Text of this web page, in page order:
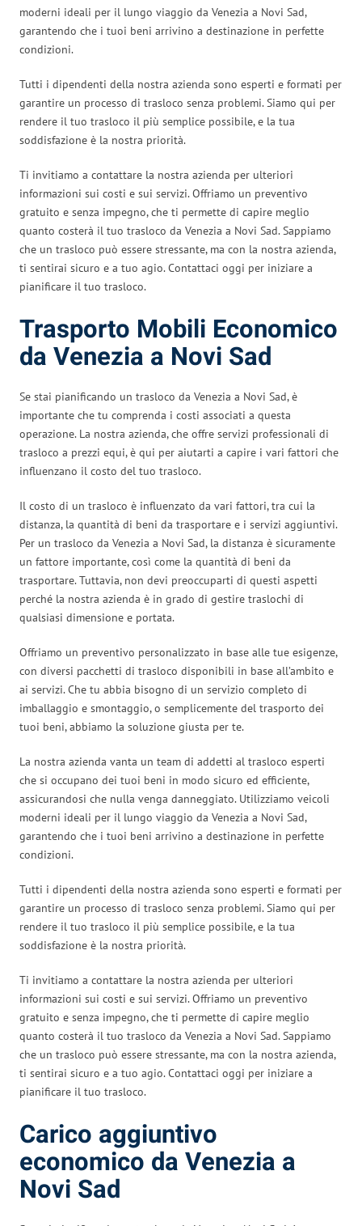
moderni ideali per il lungo viaggio da Venezia a Novi Sad,
garantendo che i tuoi beni arrivino a destinazione in perfette
condizioni.
Tutti i dipendenti della nostra azienda sono esperti e formati per
garantire un processo di trasloco senza problemi. Siamo qui per
rendere il tuo trasloco il più semplice possibile, e la tua
soddisfazione è la nostra priorità.
Ti invitiamo a contattare la nostra azienda per ulteriori
informazioni sui costi e sui servizi. Offriamo un preventivo
gratuito e senza impegno, che ti permette di capire meglio
quanto costerà il tuo trasloco da Venezia a Novi Sad. Sappiamo
che un trasloco può essere stressante, ma con la nostra azienda,
ti sentirai sicuro e a tuo agio. Contattaci oggi per iniziare a
pianificare il tuo trasloco.
Trasporto Mobili Economico
da Venezia a Novi Sad
Se stai pianificando un trasloco da Venezia a Novi Sad, è
importante che tu comprenda i costi associati a questa
operazione. La nostra azienda, che offre servizi professionali di
trasloco a prezzi equi, è qui per aiutarti a capire i vari fattori che
influenzano il costo del tuo trasloco.
Il costo di un trasloco è influenzato da vari fattori, tra cui la
distanza, la quantità di beni da trasportare e i servizi aggiuntivi.
Per un trasloco da Venezia a Novi Sad, la distanza è sicuramente
un fattore importante, così come la quantità di beni da
trasportare. Tuttavia, non devi preoccuparti di questi aspetti
perché la nostra azienda è in grado di gestire traslochi di
qualsiasi dimensione e portata.
Offriamo un preventivo personalizzato in base alle tue esigenze,
con diversi pacchetti di trasloco disponibili in base all’ambito e
ai servizi. Che tu abbia bisogno di un servizio completo di
imballaggio e smontaggio, o semplicemente del trasporto dei
tuoi beni, abbiamo la soluzione giusta per te.
La nostra azienda vanta un team di addetti al trasloco esperti
che si occupano dei tuoi beni in modo sicuro ed efficiente,
assicurandosi che nulla venga danneggiato. Utilizziamo veicoli
moderni ideali per il lungo viaggio da Venezia a Novi Sad,
garantendo che i tuoi beni arrivino a destinazione in perfette
condizioni.
Tutti i dipendenti della nostra azienda sono esperti e formati per
garantire un processo di trasloco senza problemi. Siamo qui per
rendere il tuo trasloco il più semplice possibile, e la tua
soddisfazione è la nostra priorità.
Ti invitiamo a contattare la nostra azienda per ulteriori
informazioni sui costi e sui servizi. Offriamo un preventivo
gratuito e senza impegno, che ti permette di capire meglio
quanto costerà il tuo trasloco da Venezia a Novi Sad. Sappiamo
che un trasloco può essere stressante, ma con la nostra azienda,
ti sentirai sicuro e a tuo agio. Contattaci oggi per iniziare a
pianificare il tuo trasloco.
Carico aggiuntivo
economico da Venezia a
Novi Sad